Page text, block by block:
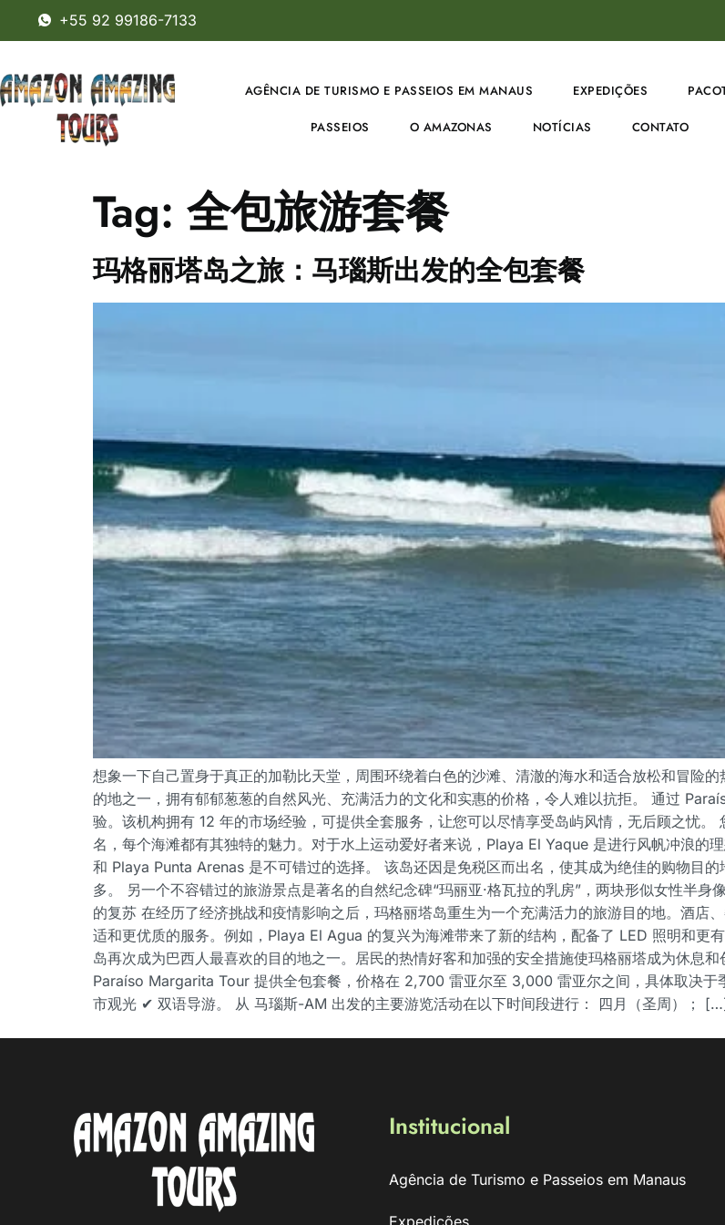
+55 92 99186-7133
AGÊNCIA DE TURISMO E PASSEIOS EM MANAUS EXPEDIÇÕES
PASSEIOS O AMAZONAS NOTÍCIAS CONTATO
Tag: 全包旅游套餐
玛格丽塔岛之旅：马瑙斯出发的全包套餐
想象一下自己置身于真正的加勒比天堂，周围环绕着白色的沙滩、清澈的海水和适合放松和冒险
的地之一，拥有郁郁葱葱的自然风光、充满活力的文化和实惠的价格，令人难以抗拒。 通过
验。该机构拥有 12 年的市场经验，可提供全套服务，让您可以尽情享受岛屿风情，无后顾之忧
名，每个海滩都有其独特的魅力。对于水上运动爱好者来说，Playa El Yaque 是进行风帆冲浪的
和 Playa Punta Arenas 是不可错过的选择。 该岛还因是免税区而出名，使其成为绝佳的购物目
多。 另一个不容错过的旅游景点是著名的自然纪念碑“玛丽亚·格瓦拉的乳房”，两块形似女性半
的复苏 在经历了经济挑战和疫情影响之后，玛格丽塔岛重生为一个充满活力的旅游目的地。酒店
适和更优质的服务。例如，Playa El Agua 的复兴为海滩带来了新的结构，配备了 LED 照明和更
岛再次成为巴西人最喜欢的目的地之一。居民的热情好客和加强的安全措施使玛格丽塔成为休息
Paraíso Margarita Tour 提供全包套餐，价格在 2,700 雷亚尔至 3,000 雷亚尔之间，具体取决
市观光 ✔ 双语导游。 从 马瑙斯-AM 出发的主要游览活动在以下时间段进行： 四月（圣周）；
Institucional
Agência de Turismo e Passeios em Manaus